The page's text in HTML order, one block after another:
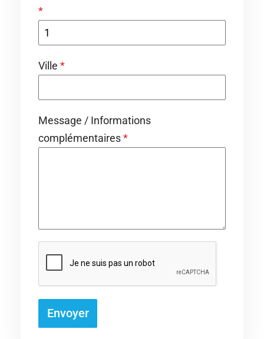
*
Ville *
Message / Informations
complémentaires*
Envoyer